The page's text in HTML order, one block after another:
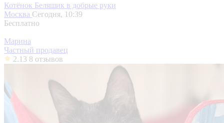
Котёнок Беляшик в добрые руки
Москва Сегодня, 10:39
Бесплатно
Марина
Частный продавец
2.13 8 отзывов